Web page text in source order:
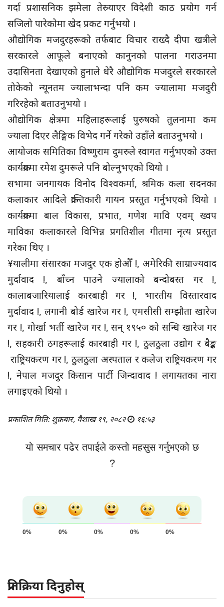
गर्दा प्रशासनिक झमेला तेस्र्याएर विदेशी काठ प्रयोग गर्न
सजिलो पारेकोमा खेद प्रकट गर्नुभयो ।
औद्योगिक मजदुरहरूको तर्फबाट विचार राख्दै दीपा खत्रीले
सरकारले आफूले बनाएको कानुनको पालना गराउनमा
उदासिनता देखाएको हुनाले धेरै औद्योगिक मजदुरले सरकारले
तोकेको न्यूनतम ज्यालाभन्दा पनि कम ज्यालामा मजदुरी
गरिरहेको बताउनुभयो ।
औद्योगिक क्षेत्रमा महिलाहरूलाई पुरुषको तुलनामा कम
ज्याला दिएर लैङ्गिक विभेद गर्ने गरेको उहाँले बताउनुभयो ।
आयोजक समितिका विष्णुराम दुमरुले स्वागत गर्नुभएको उक्त
कार्यक्रममा रमेश दुमरूले पनि बोल्नुभएको थियो ।
सभामा जनगायक विनोद विश्वकर्मा, श्रमिक कला सदनका
कलाकार आदिले क्रान्तिकारी गायन प्रस्तुत गर्नुभएको थियो ।
कार्यक्रममा बाल विकास, प्रभात, गणेश मावि एवम् ख्वप
माविका कलाकारले विभिन्न प्रगतिशील गीतमा नृत्य प्रस्तुत
गरेका थिए ।
¥यालीमा संसारका मजदुर एक होऔँ !, अमेरिकी साम्राज्यवाद
मुर्दावाद !, बाँच्न पाउने ज्यालाको बन्दोबस्त गर !,
कालाबजारियालाई कारबाही गर !, भारतीय विस्तारवाद
मुर्दावाद !, लगानी बोर्ड खारेज गर !, एमसीसी सम्झौता खारेज
गर !, गोर्खा भर्ती खारेज गर !, सन् १९५० को सन्धि खारेज गर
!, सहकारी ठगहरूलाई कारबाही गर !, ठुलठुला उद्योग र बैङ्क
राष्ट्रियकरण गर !, ठुलठुला अस्पताल र कलेज राष्ट्रियकरण गर
!, नेपाल मजदुर किसान पार्टी जिन्दावाद ! लगायतका नारा
लगाइएको थियो ।
प्रकाशित मिति: शुक्रबार, वैशाख १९, २०८२ १६:५३
यो समचार पढेर तपाईले कस्तो महसुस गर्नुभएको छ
?
0% 0% 0% 0% 0%
प्रतिक्रिया दिनुहोस्